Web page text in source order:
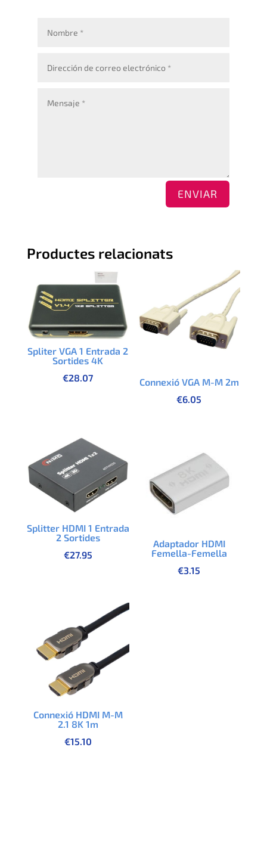
ENVIAR
Productes relacionats
Spliter VGA 1 Entrada 2
Sortides 4K
€28.07
Connexió VGA M-M 2m
€6.05
Splitter HDMI 1 Entrada
2 Sortides
€27.95
Adaptador HDMI
Femella-Femella
€3.15
Connexió HDMI M-M
2.1 8K 1m
€15.10